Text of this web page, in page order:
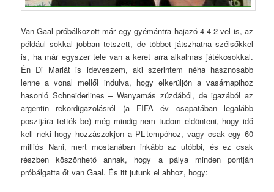
Van Gaal próbálkozott már egy gyémántra hajazó 4-4-2-vel is, az
például sokkal jobban tetszett, de többet játszhatna szélsőkkel
is, ha már egyszer tele van a keret arra alkalmas játékosokkal.
Én Di Mariát is ideveszem, aki szerintem néha hasznosabb
lenne a vonal mellől indulva, hogy elkerüljön a vasárnapihoz
hasonló Schneiderlines – Wanyamás zúzdából, de igazából az
argentin rekordigazolásról (a FIFA év csapatában legalább
posztjára tették be) még mindig nem tudom eldönteni, hogy idő
kell neki hogy hozzászokjon a PL-tempóhoz, vagy csak egy 60
milliós Nani, mert mostanában inkább az utóbbi, és ez csak
részben köszönhető annak, hogy a pálya minden pontján
próbálgatta őt van Gaal. És itt jutunk el ahhoz, hogy: